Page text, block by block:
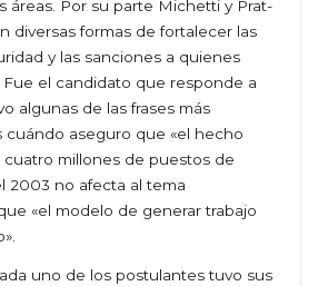
áreas. Por su parte Michetti y Prat-
diversas formas de fortalecer las
y las sanciones a quienes
Fue el candidato que responde a
algunas de las frases más
cuándo aseguro que «el hecho
millones de puestos de
2003 no afecta al tema
«el modelo de generar trabajo
uno de los postulantes tuvo sus